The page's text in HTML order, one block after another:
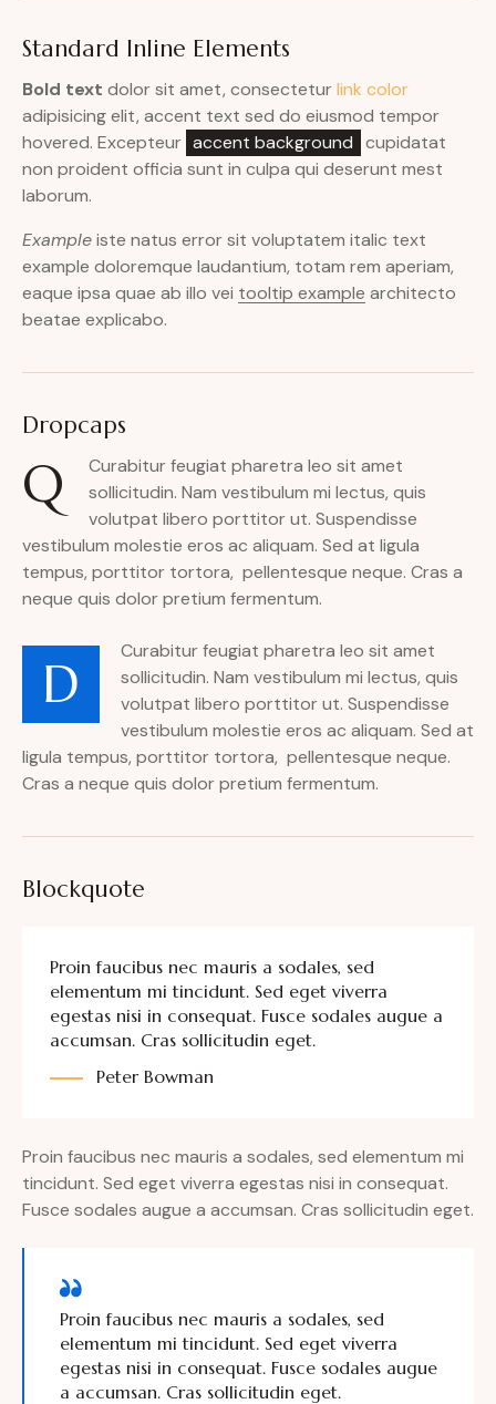
Standard Inline Elements
Bold text dolor sit amet, consecteturlink color
adipisicing elit, accent text sed do eiusmod tempor
hovered. Excepteur accent background cupidatat
non proident officia sunt in culpa qui deserunt mest
laborum.
Exampleiste natus error sit voluptatem italic text
example doloremque laudantium, totam rem aperiam,
eaque ipsa quae ab illo vei tooltip example architecto
beatae explicabo.
Dropcaps
Q
Curabitur feugiat pharetra leo sit amet
sollicitudin. Nam vestibulum mi lectus, quis
volutpat libero porttitor ut. Suspendisse
vestibulum molestie eros ac aliquam. Sed at ligula
tempus, porttitor tortora, pellentesque neque. Cras a
neque quis dolor pretium fermentum.
D
Curabitur feugiat pharetra leo sit amet
sollicitudin. Nam vestibulum mi lectus, quis
volutpat libero porttitor ut. Suspendisse
vestibulum molestie eros ac aliquam. Sed at
ligula tempus, porttitor tortora, pellentesque neque.
Cras a neque quis dolor pretium fermentum.
Blockquote
Proin faucibus nec mauris a sodales, sed
elementum mi tincidunt. Sed eget viverra
egestas nisi in consequat. Fusce sodales augue a
accumsan. Cras sollicitudin eget.
Peter Bowman
Proin faucibus nec mauris a sodales, sed elementum mi
tincidunt. Sed eget viverra egestas nisi in consequat.
Fusce sodales augue a accumsan. Cras sollicitudin eget.
Proin faucibus nec mauris a sodales, sed
elementum mi tincidunt. Sed eget viverra
egestas nisi in consequat. Fusce sodales augue
a accumsan. Cras sollicitudin eget.